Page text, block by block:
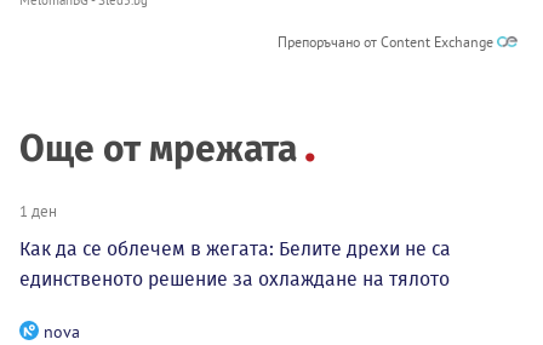
Препоръчано от Content Exchange
Още от мрежата
1 ден
Как да се облечем в жегата: Белите дрехи не са
единственото решение за охлаждане на тялото
nova